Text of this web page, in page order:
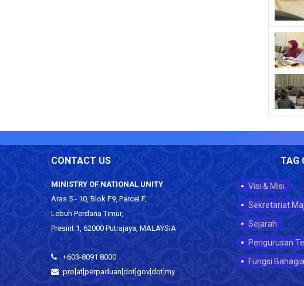
CONTACT US
MINISTRY OF NATIONAL UNITY
Aras 5 - 10, Blok F9, Parcel F,
Lebuh Perdana Timur,
Presint 1, 62000 Putrajaya, MALAYSIA
+603-8091 8000
pro[at]perpaduan[dot]gov[dot]my
TAG
Visi & Misi
Sekretariat
Sejarah
Pengurusan
Fungsi